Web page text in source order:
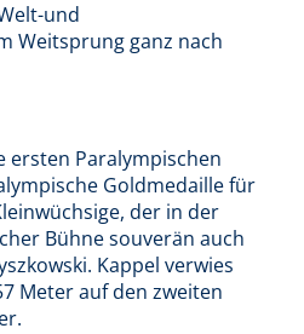
und
Weitsprung ganz nach
ersten Paralympischen
Goldmedaille für
der in der
Bühne souverän auch
Kappel verwies
Meter auf den zweiten